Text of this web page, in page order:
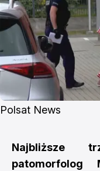
Polsat News
Najbliższe